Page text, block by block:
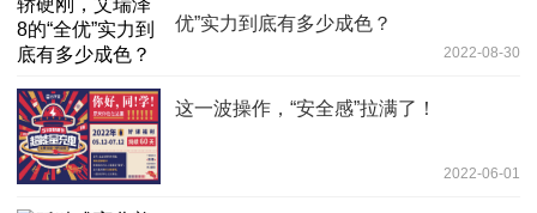
优”实力到底有多少成色？
2022-08-30
这一波操作，“安全感”拉满了！
2022-06-01